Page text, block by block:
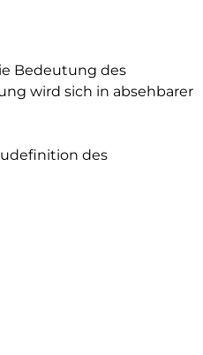
Bedeutung des
wird sich in absehbarer
des